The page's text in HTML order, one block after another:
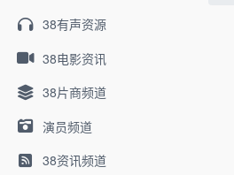
38有声资源
38电影资讯
38片商频道
演员频道
38资讯频道